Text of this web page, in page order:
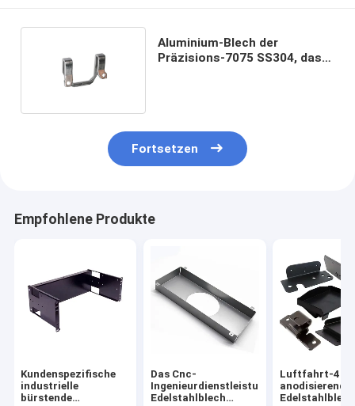
Aluminium-Blech der
Präzisions-7075 SS304, das
Fortsetzen
Empfohlene Produkte
Kundenspezifische
industrielle
bürstende
Das Cnc-
Ingenieurdienstleistungen-
Edelstahlblech
Luftfahrt-412
anodisierende